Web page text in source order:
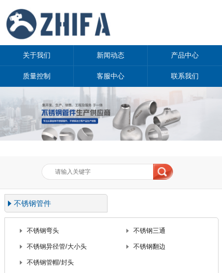
关于我们 新闻动态 产品中心
质量控制 客服中心 联系我们
不锈钢管件
不锈钢弯头 不锈钢三通
不锈钢异径管/大小头 不锈钢翻边
不锈钢管帽/封头